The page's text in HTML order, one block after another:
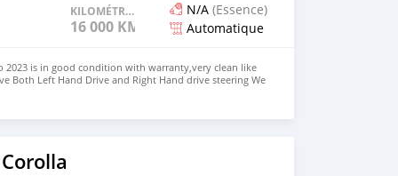
KILOMÉTRAGE
16 000 KM
N/A (Essence)
Automatique
2023 is in good condition with warranty,very clean like
Both Left Hand Drive and Right Hand drive steering We
Price: $8,000 WHATSAPP NUMBER: +13172236827